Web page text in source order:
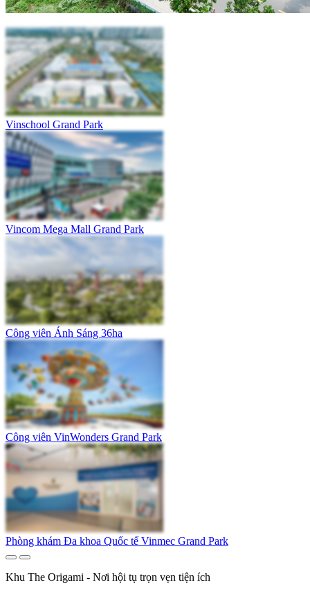
Vinschool Grand Park
Vincom Mega Mall Grand Park
Công viên Ánh Sáng 36ha
Công viên VinWonders Grand Park
Phòng khám Đa khoa Quốc tế Vinmec Grand Park
Khu The Origami - Nơi hội tụ trọn vẹn tiện ích